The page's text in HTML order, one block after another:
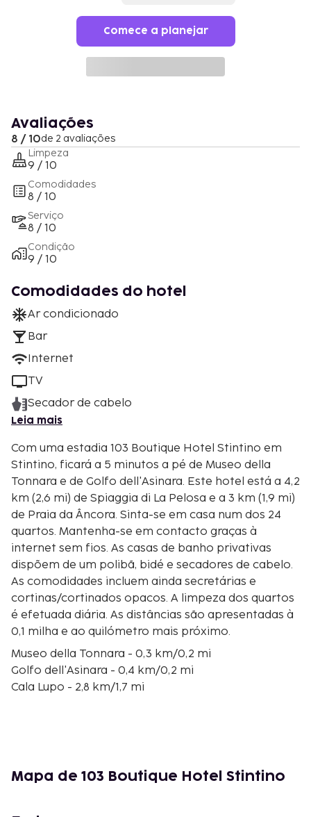
Comece a planejar
Avaliações
8 / 10de 2 avaliações
Limpeza
9 / 10
Comodidades
8 / 10
Serviço
8 / 10
Condição
9 / 10
Comodidades do hotel
Ar condicionado
Bar
Internet
TV
Secador de cabelo
Leia mais
Com uma estadia 103 Boutique Hotel Stintino em
Stintino, ficará a 5 minutos a pé de Museo della
Tonnara e de Golfo dell'Asinara. Este hotel está a 4,2
km (2,6 mi) de Spiaggia di La Pelosa e a 3 km (1,9 mi)
de Praia da Âncora. Sinta-se em casa num dos 24
quartos. Mantenha-se em contacto graças à
internet sem fios. As casas de banho privativas
dispõem de um polibã, bidé e secadores de cabelo.
As comodidades incluem ainda secretárias e
cortinas/cortinados opacos. A limpeza dos quartos
é efetuada diária. As distâncias são apresentadas à
0,1 milha e ao quilómetro mais próximo.
Museo della Tonnara - 0,3 km/0,2 mi
Golfo dell'Asinara - 0,4 km/0,2 mi
Cala Lupo - 2,8 km/1,7 mi
Spiaggia di Pazzona - 6,5 km/4,1 mi
Nuraghe di Unia - 9,3 km/5,8 mi
Mapa de 103 Boutique Hotel Stintino